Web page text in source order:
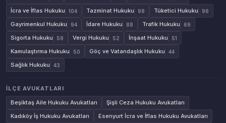
İcra ve İflas Hukuku 104 Tazminat Hukuku 98 Tüketici Hukuku 96
Gayrimenkul Hukuku 94 İdare Hukuku 88 Trafik Hukuku 69
Sigorta Hukuku 59 Vergi Hukuku 52 İnşaat Hukuku 51
Kamulaştırma Hukuku 50 Göç ve Vatandaşlık Hukuku 44
Sağlık Hukuku 43
İLÇE AVUKATLARI
Beşiktaş Aile Hukuku Avukatları
Şişli Ceza Hukuku Avukatları
Kadıköy İş Hukuku Avukatları
Esenyurt İcra ve İflas Hukuku Avukatları